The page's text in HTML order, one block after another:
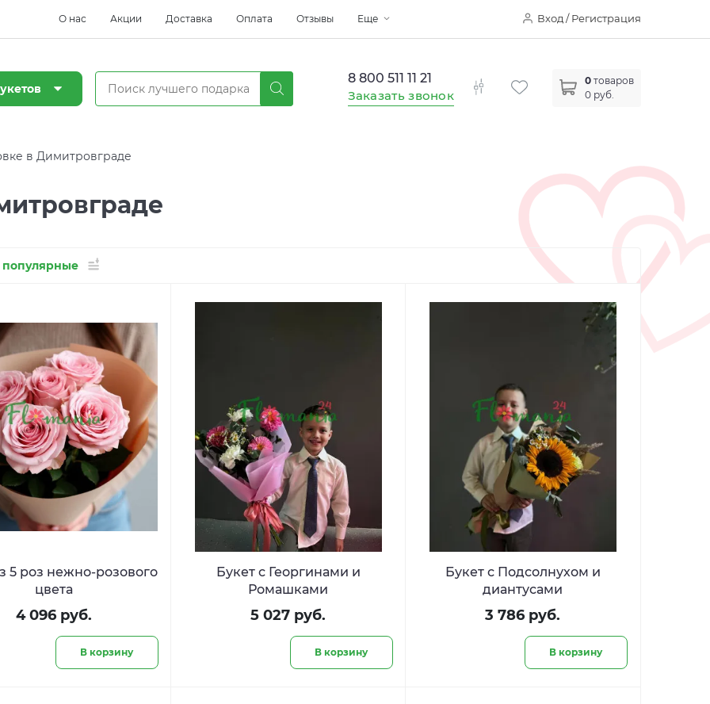
Вход / Регистрация
О нас Акции Доставка Оплата Отзывы Еще
0 товаров
0 руб.
8 800 511 11 21
Заказать звонок
в Димитровграде
популярные
5 роз нежно-розового
цвета
4 096 руб.
В корзину
Букет с Георгинами и
Ромашками
5 027 руб.
В корзину
Букет с Подсолнухом и
диантусами
3 786 руб.
В корзину